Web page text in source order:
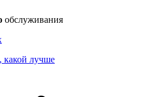
обслуживания
какой лучше